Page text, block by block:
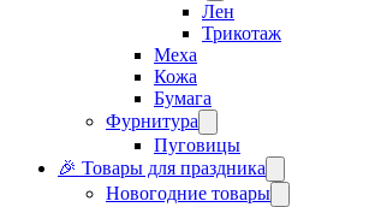
Лен
Трикотаж
Меха
Кожа
Бумага
Фурнитура
Пуговицы
🎉 Товары для праздника
Новогодние товары